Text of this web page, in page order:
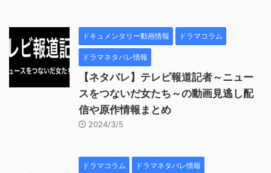
ドキュメンタリー動画情報 ドラマコラム
ドラマネタバレ情報
【ネタバレ】テレビ報道記者～ニュー
スをつないだ女たち～の動画見逃し配
信や原作情報まとめ
2024/3/5
ドラマコラム ドラマネタバレ情報